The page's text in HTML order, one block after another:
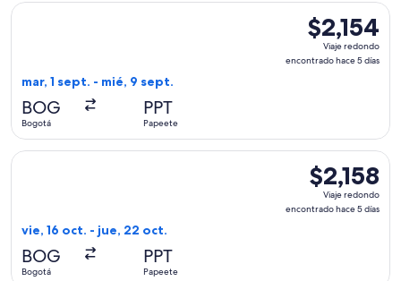
$2,154
Viaje
redondo,
$2,154
Viaje redondo
encontrado hace 5 días
mar, 1 sept. - mié, 9 sept.
BOG
Bogotá
PPT
Papeete
Seleccionar vuelo de United, con salida el mar, 1 sept.
$2,158
Viaje
redondo,
$2,158
Viaje redondo
encontrado hace 5 días
vie, 16 oct. - jue, 22 oct.
BOG
Bogotá
PPT
Papeete
Seleccionar vuelo de United, con salida el vie, 16 oct.